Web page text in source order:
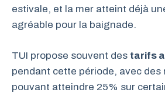
estivale, et la mer atteint déjà
agréable pour la baignade.
TUI propose souvent des tarifs
pendant cette période, avec des
pouvant atteindre 25% sur